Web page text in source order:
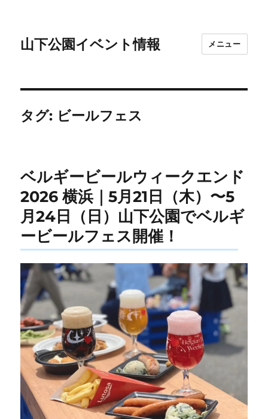
山下公園イベント情報 メニュー
タグ: ビールフェス
ベルギービールウィークエンド
2026 横浜｜5月21日（木）〜5
月24日（日）山下公園でベルギ
ービールフェス開催！